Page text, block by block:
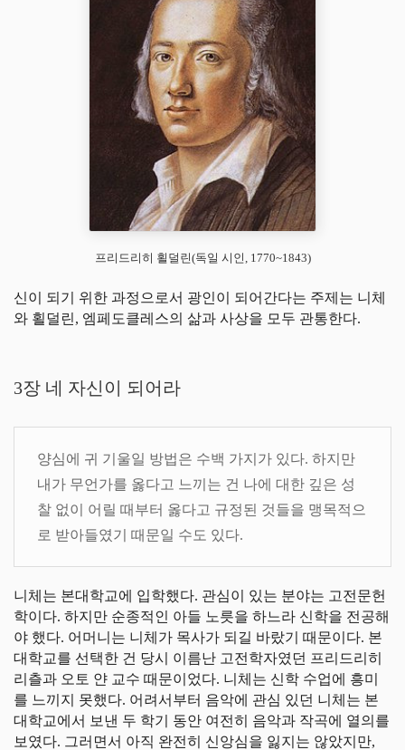
프리드리히 횔덜린(독일 시인, 1770~1843)
신이 되기 위한 과정으로서 광인이 되어간다는 주제는 니체
와 횔덜린, 엠페도클레스의 삶과 사상을 모두 관통한다.
3장 네 자신이 되어라
양심에 귀 기울일 방법은 수백 가지가 있다. 하지만
내가 무언가를 옳다고 느끼는 건 나에 대한 깊은 성
찰 없이 어릴 때부터 옳다고 규정된 것들을 맹목적으
로 받아들였기 때문일 수도 있다.
니체는 본대학교에 입학했다. 관심이 있는 분야는 고전문헌
학이다. 하지만 순종적인 아들 노릇을 하느라 신학을 전공해
야 했다. 어머니는 니체가 목사가 되길 바랐기 때문이다. 본
대학교를 선택한 건 당시 이름난 고전학자였던 프리드리히
리츨과 오토 얀 교수 때문이었다. 니체는 신학 수업에 흥미
를 느끼지 못했다. 어려서부터 음악에 관심 있던 니체는 본
대학교에서 보낸 두 학기 동안 여전히 음악과 작곡에 열의를
보였다. 그러면서 아직 완전히 신앙심을 잃지는 않았지만,